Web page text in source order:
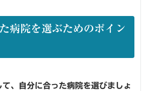
病院を選ぶためのポイン
、自分に合った病院を選びましょ